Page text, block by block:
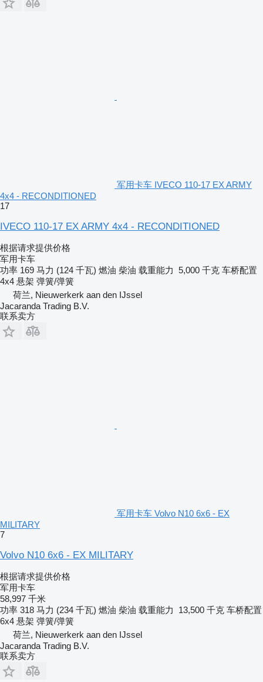
军用卡车 IVECO 110-17 EX ARMY
4x4 - RECONDITIONED
17
IVECO 110-17 EX ARMY 4x4 - RECONDITIONED
根据请求提供价格
军用卡车
功率 169 马力 (124 千瓦) 燃油 柴油 载重能力 5,000 千克 车桥配置
4x4 悬架 弹簧/弹簧
荷兰, Nieuwerkerk aan den IJssel
Jacaranda Trading B.V.
联系卖方
军用卡车 Volvo N10 6x6 - EX
MILITARY
7
Volvo N10 6x6 - EX MILITARY
根据请求提供价格
军用卡车
58,997 千米
功率 318 马力 (234 千瓦) 燃油 柴油 载重能力 13,500 千克 车桥配置
6x4 悬架 弹簧/弹簧
荷兰, Nieuwerkerk aan den IJssel
Jacaranda Trading B.V.
联系卖方